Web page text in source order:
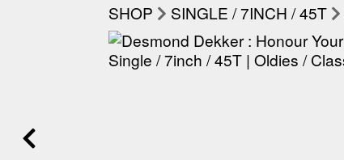
SHOP SINGLE / 7INCH / 45T